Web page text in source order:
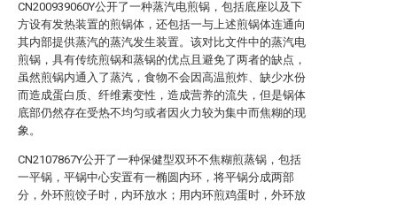
CN200939060Y公开了一种蒸汽电煎锅，包括底座以及下
方设有发热装置的煎锅体，还包括一与上述煎锅体连通向
其内部提供蒸汽的蒸汽发生装置。该对比文件中的蒸汽电
煎锅，具有传统煎锅和蒸锅的优点且避免了两者的缺点，
虽然煎锅内通入了蒸汽，食物不会因高温煎炸、缺少水份
而造成蛋白质、纤维素变性，造成营养的流失，但是锅体
底部仍然存在受热不均匀或者因火力较为集中而焦糊的现
象。
CN2107867Y公开了一种保健型双环不焦糊煎蒸锅，包括
一平锅，平锅中心安置有一椭圆内环，将平锅分成两部
分，外环煎饺子时，内环放水；用内环煎鸡蛋时，外环放